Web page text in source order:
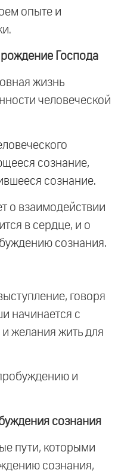
опыте и
Господа
жизнь
человеческой
сознание,
сознание.
о взаимодействии
в сердце, и о
сознания.
говоря
начинается с
желания жить для
и
сознания
пути, которыми
сознания,